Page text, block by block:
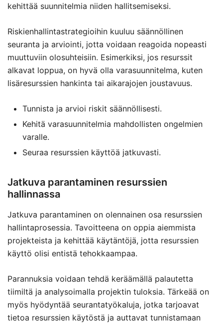
kehittää suunnitelmia niiden hallitsemiseksi.
Riskienhallintastrategioihin kuuluu säännöllinen
seuranta ja arviointi, jotta voidaan reagoida nopeasti
muuttuviin olosuhteisiin. Esimerkiksi, jos resurssit
alkavat loppua, on hyvä olla varasuunnitelma, kuten
lisäresurssien hankinta tai aikarajojen joustavuus.
Tunnista ja arvioi riskit säännöllisesti.
Kehitä varasuunnitelmia mahdollisten ongelmien
varalle.
Seuraa resurssien käyttöä jatkuvasti.
Jatkuva parantaminen resurssien
hallinnassa
Jatkuva parantaminen on olennainen osa resurssien
hallintaprosessia. Tavoitteena on oppia aiemmista
projekteista ja kehittää käytäntöjä, jotta resurssien
käyttö olisi entistä tehokkaampaa.
Parannuksia voidaan tehdä keräämällä palautetta
tiimiltä ja analysoimalla projektin tuloksia. Tärkeää on
myös hyödyntää seurantatyökaluja, jotka tarjoavat
tietoa resurssien käytöstä ja auttavat tunnistamaan